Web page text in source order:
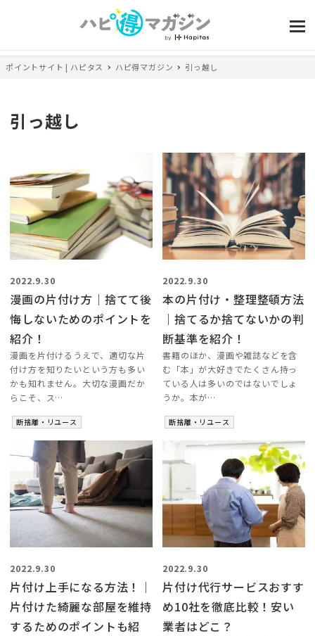
ポイントサイト | ハピタス ハピ得マガジン 引っ越し
引っ越し
2022.9.30
漫画の片付け方｜捨てて後
悔しないためのポイントを
紹介！
漫画を片付けるうえで、適切な片
付け方を知りたいという方も多い
かも知れません。大切な漫画だか
らこそ、ス…
断捨離・リユース
2022.9.30
本の片付け・整理整頓方法
｜捨てるか捨てないかの判
断基準を紹介！
書籍のほか、漫画や雑誌などを含
む「本」が大好きでたくさん持っ
ている人は多いのではないでしょ
うか。本が…
断捨離・リユース
2022.9.30
片付け上手になる方法！｜
片付けた綺麗な部屋を維持
するためのポイントも紹
2022.9.30
片付け代行サービスおすす
め10社を徹底比較！安い
業者はどこ？